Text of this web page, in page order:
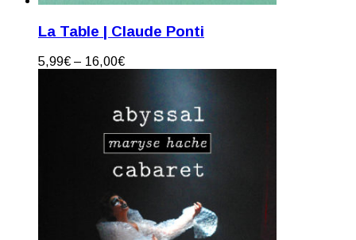
La Table | Claude Ponti
5,99€ – 16,00€